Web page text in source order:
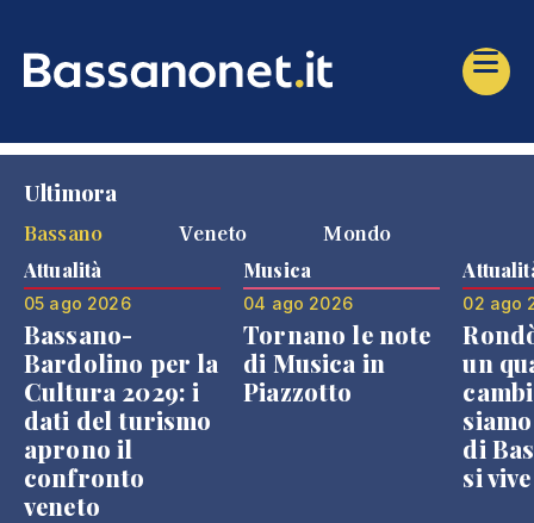
Ultimora
Bassano
Veneto Mondo
Attualità
05 ago 2026
Bassano-
Bardolino per la
Cultura 2029: i
dati del turismo
aprono il
confronto
veneto
Musica
04 ago 2026
Tornano le note
di Musica in
Piazzotto
02 ago
un
di
si